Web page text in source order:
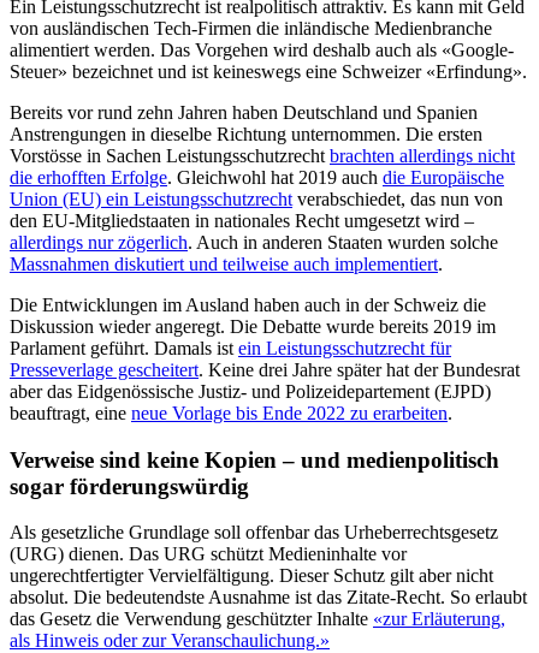
Ein Leistungsschutzrecht ist realpolitisch attraktiv. Es kann mit Geld
von ausländischen Tech-Firmen die inländische Medienbranche
alimentiert werden. Das Vorgehen wird deshalb auch als «Google-
Steuer» bezeichnet und ist keineswegs eine Schweizer «Erfindung».
Bereits vor rund zehn Jahren haben Deutschland und Spanien
Anstrengungen in dieselbe Richtung unternommen. Die ersten
Vorstösse in Sachen Leistungsschutzrecht brachten allerdings nicht
die erhofften Erfolge. Gleichwohl hat 2019 auch die Europäische
Union (EU) ein Leistungsschutzrecht verabschiedet, das nun von
den EU-Mitgliedstaaten in nationales Recht umgesetzt wird –
allerdings nur zögerlich. Auch in anderen Staaten wurden solche
Massnahmen diskutiert und teilweise auch implementiert.
Die Entwicklungen im Ausland haben auch in der Schweiz die
Diskussion wieder angeregt. Die Debatte wurde bereits 2019 im
Parlament geführt. Damals ist ein Leistungsschutzrecht für
Presseverlage gescheitert. Keine drei Jahre später hat der Bundesrat
aber das Eidgenössische Justiz- und Polizeidepartement (EJPD)
beauftragt, eine neue Vorlage bis Ende 2022 zu erarbeiten.
Verweise sind keine Kopien – und medienpolitisch
sogar förderungswürdig
Als gesetzliche Grundlage soll offenbar das Urheberrechtsgesetz
(URG) dienen. Das URG schützt Medieninhalte vor
ungerechtfertigter Vervielfältigung. Dieser Schutz gilt aber nicht
absolut. Die bedeutendste Ausnahme ist das Zitate-Recht. So erlaubt
das Gesetz die Verwendung geschützter Inhalte «zur Erläuterung,
als Hinweis oder zur Veranschaulichung.»